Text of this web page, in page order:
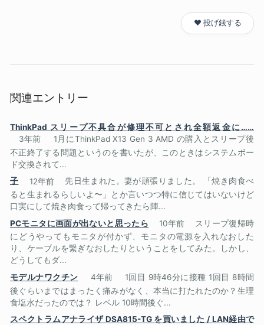
❤️ 投げ銭する
関連エントリー
ThinkPad スリープ不具合が修理不可とされ全額返金に……
3年前
1月にThinkPad X13 Gen 3 AMD の購入とスリープ後
不正終了する問題というのを書いたが、このときはシステムボー
ド交換されて...
子
12年前
先日生まれた。妻が頑張りました。 「焼き肉食べ
ると生まれるらしいよ〜」とか言いつつ特に信じてはいないけど
口実にして焼き肉食って帰ってきたら陣...
PCモニタに画面が出ないと思ったら
10年前
スリープ復帰時
にどうやってもモニタが付かず、モニタの電源を入れなおした
り、ケーブルを繋ぎなおしたりということをしてみた。しかし、
どうしてもダ...
モデルナワクチン
4年前
1回目 9時46分に接種 1回目 8時間
後ぐらいまではまったく痛みがなく、本当に打たれたのか？生理
食塩水だったのでは？ レベル 10時間後ぐ...
スペクトラムアナライザ DSA815-TG を買いました / LAN経由で